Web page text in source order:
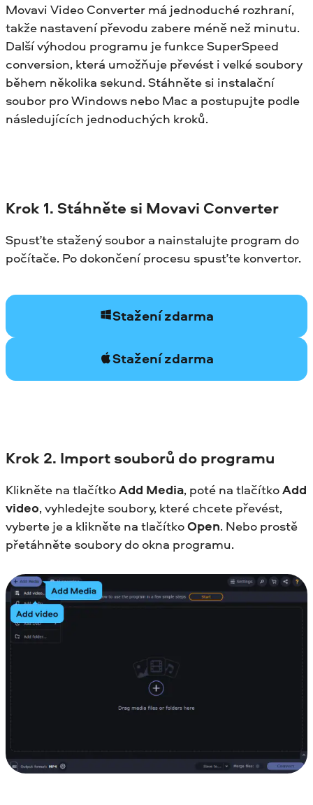
Movavi Video Converter má jednoduché rozhraní,
takže nastavení převodu zabere méně než minutu.
Další výhodou programu je funkce SuperSpeed
conversion, která umožňuje převést i velké soubory
během několika sekund. Stáhněte si instalační
soubor pro Windows nebo Mac a postupujte podle
následujících jednoduchých kroků.
Krok 1. Stáhněte si Movavi Converter
Spusťte stažený soubor a nainstalujte program do
počítače. Po dokončení procesu spusťte konvertor.
Stažení zdarma
Stažení zdarma
Krok 2. Import souborů do programu
Klikněte na tlačítkoAdd Media, poté na tlačítkoAdd
video, vyhledejte soubory, které chcete převést,
vyberte je a klikněte na tlačítkoOpen. Nebo prostě
přetáhněte soubory do okna programu.